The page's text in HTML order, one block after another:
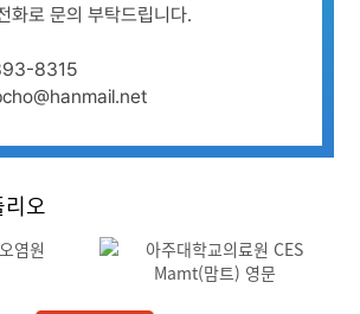
화로 문의 부탁드립니다.
8315
오